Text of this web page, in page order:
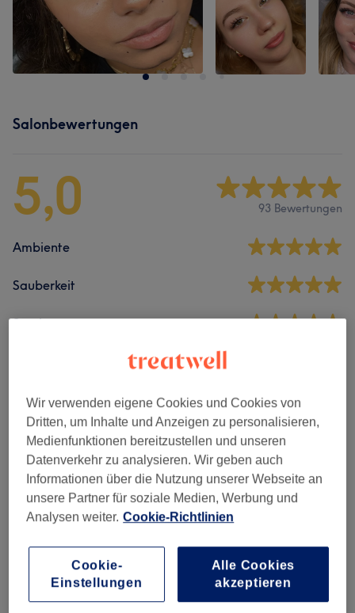
Salonbewertungen
5,0 93 Bewertungen
Ambiente
Sauberkeit
Service
Bewertungen filtern
Bewertung Nach Sternen filtern
Verifizierte Bewertungen
Geschrieben von unseren Kunden, damit du weißt, was
dich in jedem Salon erwartet.
Maria, ist für mich die beste Wimpernstylistin. Sie macht
Wir verwenden eigene Cookies und Cookies von
Dritten, um Inhalte und Anzeigen zu personalisieren,
Medienfunktionen bereitzustellen und unseren
Datenverkehr zu analysieren. Wir geben auch
Informationen über die Nutzung unserer Webseite an
unsere Partner für soziale Medien, Werbung und
Analysen weiter. Cookie-Richtlinien
Cookie-
Einstellungen
Alle Cookies
akzeptieren